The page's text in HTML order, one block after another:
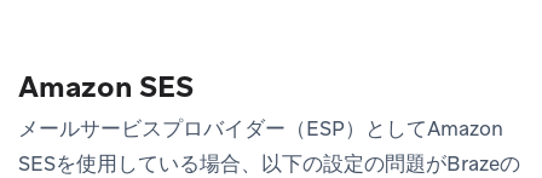
Amazon SES
メールサービスプロバイダー（ESP）としてAmazon
SESを使用している場合、以下の設定の問題がBrazeの